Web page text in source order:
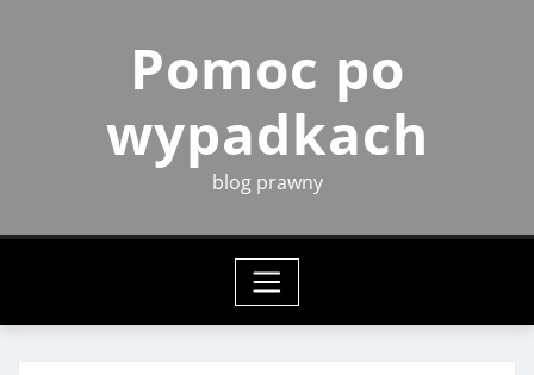
Pomoc po
wypadkach
blog prawny